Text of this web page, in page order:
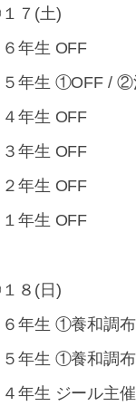
７(土)
６年生 OFF
５年生 ①OFF / ②
４年生 OFF
３年生 OFF
２年生 OFF
１年生 OFF
８(日)
６年生 ①養和調
５年生 ①養和調
４年生 ジール主